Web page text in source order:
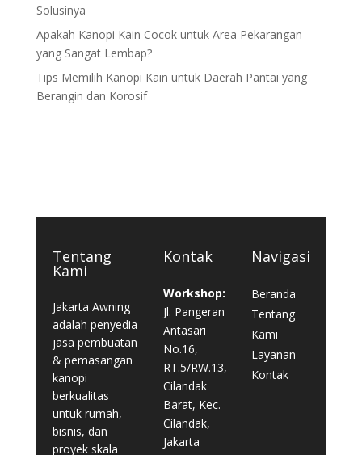
Solusinya
Apakah Kanopi Kain Cocok untuk Area Pekarangan
yang Sangat Lembap?
Tips Memilih Kanopi Kain untuk Daerah Pantai yang
Berangin dan Korosif
Tentang
Kami
Jakarta Awning
adalah penyedia
jasa pembuatan
& pemasangan
kanopi
berkualitas
untuk rumah,
bisnis, dan
proyek skala
Kontak
Workshop:
Jl. Pangeran
Antasari
No.16,
RT.5/RW.13,
Cilandak
Barat, Kec.
Cilandak,
Jakarta
Navigasi
Beranda
Tentang
Kami
Layanan
Kontak